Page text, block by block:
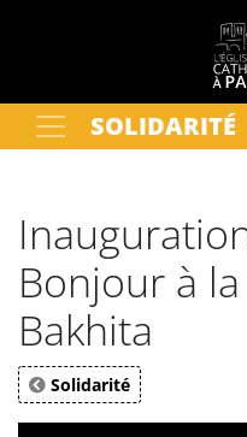
Votre rechercheSOLIDARITÉ
Bonjour à
Bakhita
Solidarité
Panneau de gestion des